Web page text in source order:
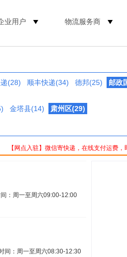
业用户 物流服务商
(28) 顺丰快递(34) 德邦(25) 邮政
金塔县(14)
肃州区(29)
【网点入驻】微信寄快递，在线支付运费
：周一至周六09:00-12:00
间：周一至周六08:30-12:30